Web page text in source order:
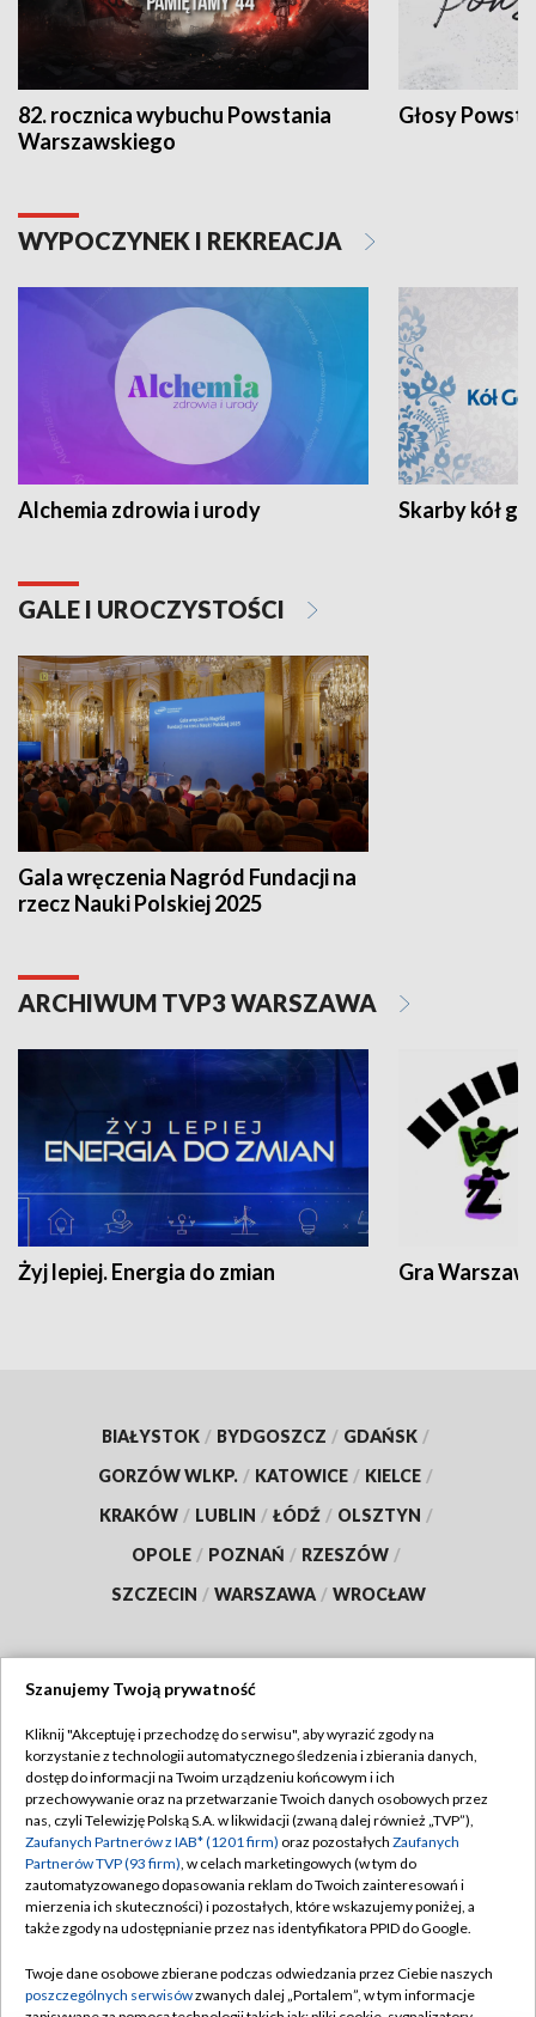
82. rocznica wybuchu Powstania
Warszawskiego
Głosy
WYPOCZYNEK I REKREACJA
Alchemia zdrowia i urody Skarby kół
GALE I UROCZYSTOŚCI
Gala wręczenia Nagród Fundacji na
rzecz Nauki Polskiej 2025
ARCHIWUM TVP3 WARSZAWA
Żyj lepiej. Energia do zmian Gra
BIAŁYSTOK / BYDGOSZCZ / GDAŃSK /
GORZÓW WLKP. / KATOWICE / KIELCE /
KRAKÓW / LUBLIN / ŁÓDŹ / OLSZTYN /
OPOLE / POZNAŃ / RZESZÓW /
SZCZECIN / WARSZAWA / WROCŁAW
TVP
Abonament TVP
Emisja w TVP
Centrum informacji TVP
Naziemna Telewizja Cyfrowa
Rada Programowa
Regulamin TVP
Polityka prywatności
Moje zgody
Pomoc
Kontakt
Szanujemy Twoją prywatność
Kliknij "Akceptuję i przechodzę do serwisu", aby wyrazić zgody na
korzystanie z technologii automatycznego śledzenia i zbierania danych,
dostęp do informacji na Twoim urządzeniu końcowym i ich
przechowywanie oraz na przetwarzanie Twoich danych osobowych przez
nas, czyli Telewizję Polską S.A. w likwidacji (zwaną dalej również „TVP”),
Zaufanych Partnerów z IAB* (1201 firm) oraz pozostałych Zaufanych
Partnerów TVP (93 firm), w celach marketingowych (w tym do
zautomatyzowanego dopasowania reklam do Twoich zainteresowań i
mierzenia ich skuteczności) i pozostałych, które wskazujemy poniżej, a
także zgody na udostępnianie przez nas identyfikatora PPID do Google.
Twoje dane osobowe zbierane podczas odwiedzania przez Ciebie naszych
poszczególnych serwisówzwanych dalej „Portalem”, w tym informacje